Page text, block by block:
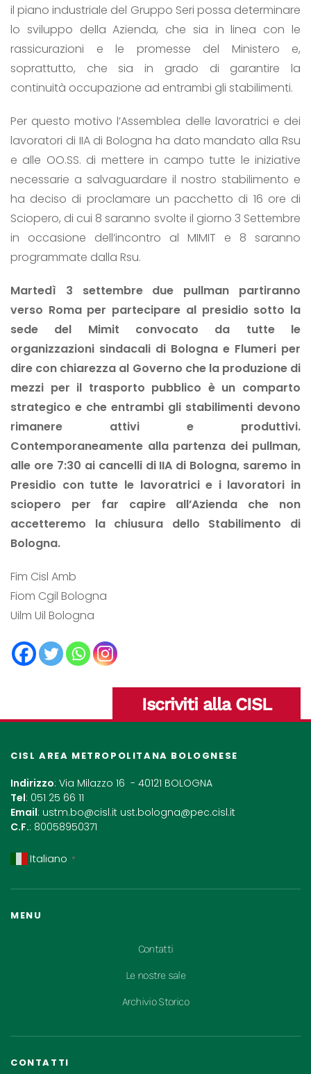
il piano industriale del Gruppo Seri possa determinare
lo sviluppo della Azienda, che sia in linea con le
rassicurazioni e le promesse del Ministero e,
soprattutto, che sia in grado di garantire la
continuità occupazione ad entrambi gli stabilimenti.
Per questo motivo l’Assemblea delle lavoratrici e dei
lavoratori di IIA di Bologna ha dato mandato alla Rsu
e alle OO.SS. di mettere in campo tutte le iniziative
necessarie a salvaguardare il nostro stabilimento e
ha deciso di proclamare un pacchetto di 16 ore di
Sciopero, di cui 8 saranno svolte il giorno 3 Settembre
in occasione dell’incontro al MIMIT e 8 saranno
programmate dalla Rsu.
Martedì 3 settembre due pullman partiranno
verso Roma per partecipare al presidio sotto la
sede del Mimit convocato da tutte le
organizzazioni sindacali di Bologna e Flumeri per
dire con chiarezza al Governo che la produzione di
mezzi per il trasporto pubblico è un comparto
strategico e che entrambi gli stabilimenti devono
rimanere attivi e produttivi.
Contemporaneamente alla partenza dei pullman,
alle ore 7:30 ai cancelli di IIA di Bologna, saremo in
Presidio con tutte le lavoratrici e i lavoratori in
sciopero per far capire all’Azienda che non
accetteremo la chiusura dello Stabilimento di
Bologna.
Fim Cisl Amb
Fiom Cgil Bologna
Uilm Uil Bologna
Iscriviti alla CISL
CISL AREA METROPOLITANA BOLOGNESE
Indirizzo: Via Milazzo 16 - 40121 BOLOGNA
Tel: 051 25 66 11
Email: ustm.bo@cisl.it ust.bologna@pec.cisl.it
C.F.: 80058950371
Italiano ▼
MENU
Contatti
Le nostre sale
Archivio Storico
CONTATTI